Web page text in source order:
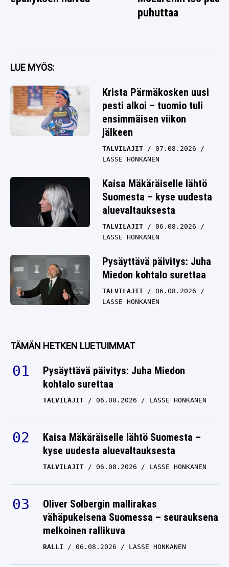
puhuttaa
LUE MYÖS:
Krista Pärmäkosken uusi
pesti alkoi – tuomio tuli
ensimmäisen viikon
jälkeen
TALVILAJIT
07.08.2026
LASSE HONKANEN
Kaisa Mäkäräiselle lähtö
Suomesta – kyse uudesta
aluevaltauksesta
TALVILAJIT
06.08.2026
LASSE HONKANEN
Pysäyttävä päivitys: Juha
Miedon kohtalo surettaa
TALVILAJIT
06.08.2026
LASSE HONKANEN
TÄMÄN HETKEN LUETUIMMAT
Pysäyttävä päivitys: Juha Miedon
kohtalo surettaa
TALVILAJIT 06.08.2026 LASSE HONKANEN
Kaisa Mäkäräiselle lähtö Suomesta –
kyse uudesta aluevaltauksesta
TALVILAJIT 06.08.2026 LASSE HONKANEN
Oliver Solbergin mallirakas
vähäpukeisena Suomessa – seurauksena
melkoinen rallikuva
RALLI 06.08.2026 LASSE HONKANEN